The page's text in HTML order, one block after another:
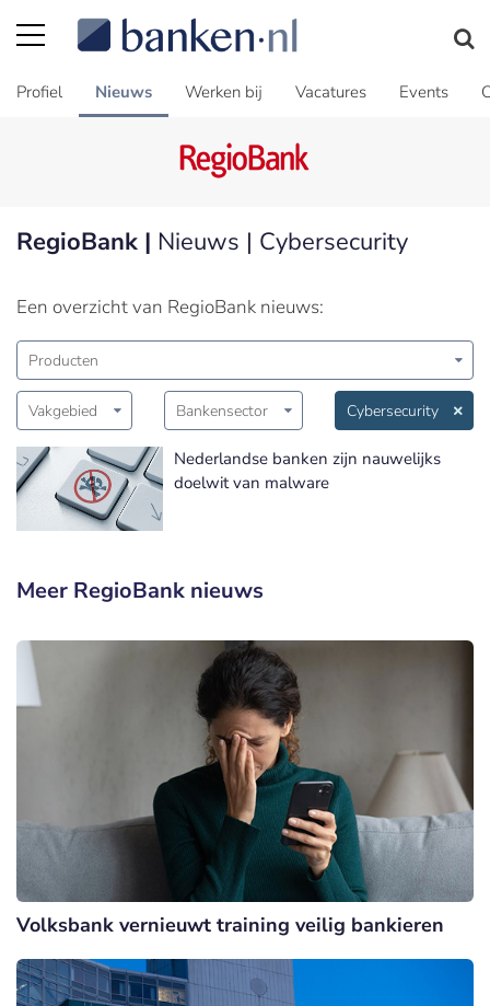
Profiel Nieuws Werken bij Vacatures Events
RegioBank | Nieuws | Cybersecurity
Een overzicht van RegioBank nieuws:
Producten
Vakgebied Bankensector Cybersecurity
Nederlandse banken zijn nauwelijks
doelwit van malware
Meer RegioBank nieuws
Volksbank vernieuwt training veilig bankieren